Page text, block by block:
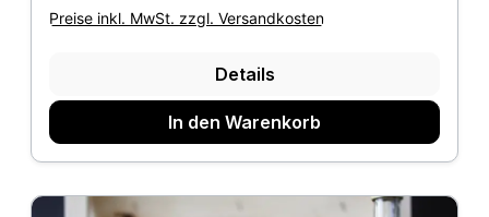
Preise inkl. MwSt. zzgl. Versandkosten
Details
In den Warenkorb